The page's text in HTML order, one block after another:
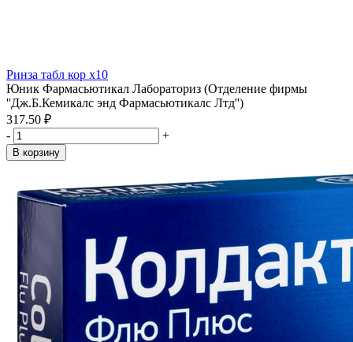
Ринза табл кор x10
Юник Фармасьютикал Лабораториз (Отделение фирмы
''Дж.Б.Кемикалс энд Фармасьютикалс Лтд'')
317.50 ₽
-
+
В корзину